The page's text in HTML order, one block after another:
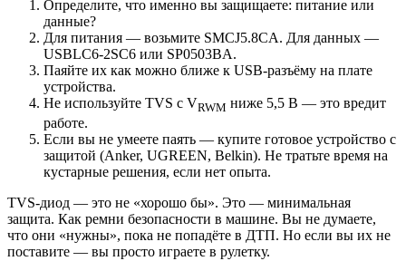
Определите, что именно вы защищаете: питание или
данные?
Для питания — возьмите SMCJ5.8CA. Для данных —
USBLC6-2SC6 или SP0503BA.
Паяйте их как можно ближе к USB-разъёму на плате
устройства.
Не используйте TVS с VRWM ниже 5,5 В — это вредит
работе.
Если вы не умеете паять — купите готовое устройство с
защитой (Anker, UGREEN, Belkin). Не тратьте время на
кустарные решения, если нет опыта.
TVS-диод — это не «хорошо бы». Это — минимальная
защита. Как ремни безопасности в машине. Вы не думаете,
что они «нужны», пока не попадёте в ДТП. Но если вы их не
поставите — вы просто играете в рулетку.